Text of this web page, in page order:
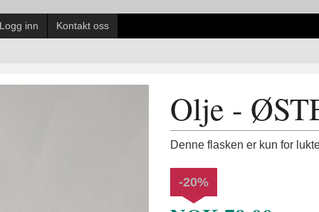
Logg inn Kontakt oss
Olje -
Denne flasken er kun for
-20%